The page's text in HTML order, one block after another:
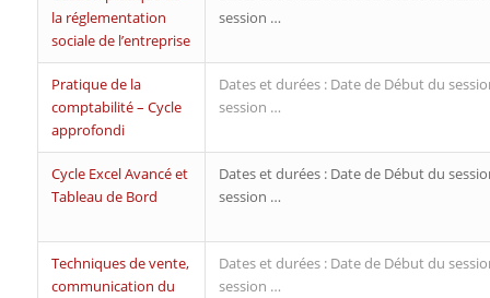
la réglementation
sociale de l’entreprise
session …
Pratique de la
comptabilité – Cycle
approfondi
Dates et durées : Date de Début du
session …
Cycle Excel Avancé et
Tableau de Bord
Dates et durées : Date de Début du
session …
Techniques de vente,
communication du
Dates et durées : Date de Début du
session …